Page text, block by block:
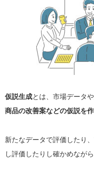
仮説生成とは、市場データ
商品の改善案などの仮説を
新たなデータで評価したり
し評価したりし確かめなが